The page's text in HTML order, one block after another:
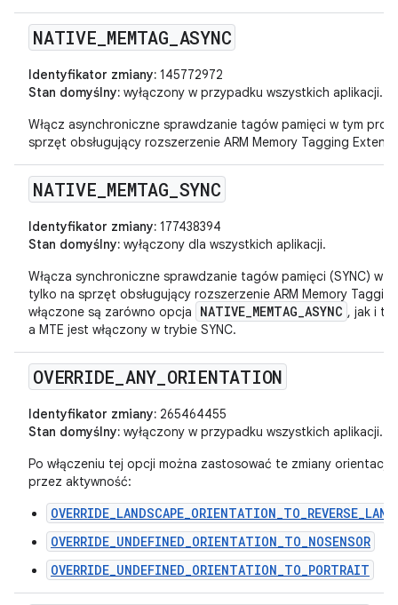
NATIVE MEMTAG ASYNC
Identyfikator zmiany: 145772972
Stan domyślny: wyłączony w przypadku wszystkich aplikacji.
Włącz asynchroniczne sprawdzanie tagów pamięci w tym
sprzęt obsługujący rozszerzenie ARM Memory Tagging
NATIVE MEMTAG SYNC
Identyfikator zmiany: 177438394
Stan domyślny: wyłączony dla wszystkich aplikacji.
Włącza synchroniczne sprawdzanie tagów pamięci (SYNC) w
tylko na sprzęt obsługujący rozszerzenie ARM Memory
włączone są zarówno opcja
NATIVE_MEMTAG_ASYNC , jak i ta
a MTE jest włączony w trybie SYNC.
OVERRIDE ANY ORIENTATION
Identyfikator zmiany: 265464455
Stan domyślny: wyłączony w przypadku wszystkich aplikacji.
Po włączeniu tej opcji można zastosować te zmiany orientacji
przez aktywność:
OVERRIDE_UNDEFINED_ORIENTATION_TO_NOSENSOR
OVERRIDE_UNDEFINED_ORIENTATION_TO_PORTRAIT